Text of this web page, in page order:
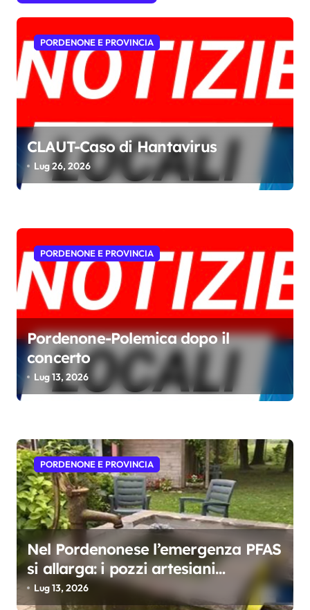
o
n
e
a
r
t
c
o
i
PORDENONE E PROVINCIA
CLAUT-Caso di Hantavirus
Lug 26, 2026
PORDENONE E PROVINCIA
Pordenone-Polemica dopo il
concerto
Lug 13, 2026
PORDENONE E PROVINCIA
Nel Pordenonese l’emergenza PFAS
si allarga: i pozzi artesiani
risultano contaminati
Lug 13, 2026